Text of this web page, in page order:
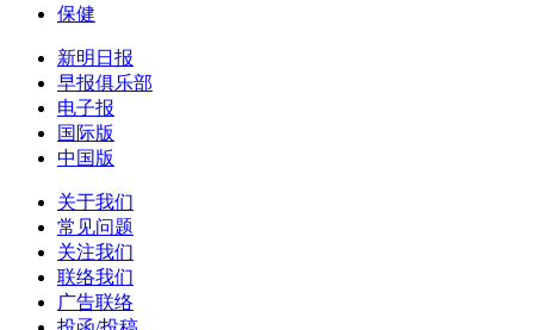
保健
新明日报
早报俱乐部
电子报
国际版
中国版
关于我们
常见问题
关注我们
联络我们
广告联络